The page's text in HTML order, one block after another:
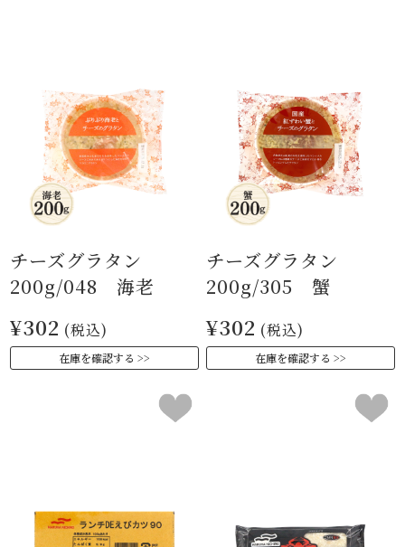
チーズグラタン
200g/048 海老
¥302 (税込)
在庫を確認する
チーズグラタン
200g/305 蟹
¥302 (税込)
在庫を確認する